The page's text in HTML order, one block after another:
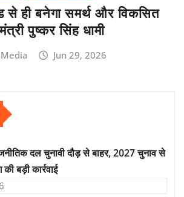
से ही बनेगा समर्थ और विकसित
पुष्कर सिंह धामी
Jun 29, 2026
दल चुनावी दौड़ से बाहर, 2027 चुनाव से
बड़ी कार्रवाई